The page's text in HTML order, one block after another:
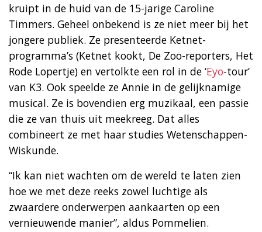
kruipt in de huid van de 15-jarige Caroline
Timmers. Geheel onbekend is ze niet meer bij het
jongere publiek. Ze presenteerde Ketnet-
programma’s (Ketnet kookt, De Zoo-reporters, Het
Rode Lopertje) en vertolkte een rol in de ‘Eyo-tour’
van K3. Ook speelde ze Annie in de gelijknamige
musical. Ze is bovendien erg muzikaal, een passie
die ze van thuis uit meekreeg. Dat alles
combineert ze met haar studies Wetenschappen-
Wiskunde.
“Ik kan niet wachten om de wereld te laten zien
hoe we met deze reeks zowel luchtige als
zwaardere onderwerpen aankaarten op een
vernieuwende manier”, aldus Pommelien.